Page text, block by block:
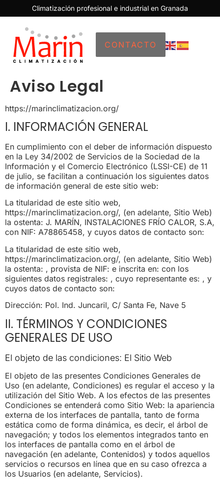
Climatización profesional e industrial en Granada
CONTACTO
Aviso Legal
https://marinclimatizacion.org/
I. INFORMACIÓN GENERAL
En cumplimiento con el deber de información dispuesto
en la Ley 34/2002 de Servicios de la Sociedad de la
Información y el Comercio Electrónico (LSSI-CE) de 11
de julio, se facilitan a continuación los siguientes datos
de información general de este sitio web:
La titularidad de este sitio web,
https://marinclimatizacion.org/, (en adelante, Sitio Web)
la ostenta: J. MARÍN, INSTALACIONES FRÍO CALOR, S.A,
con NIF: A78865458, y cuyos datos de contacto son:
La titularidad de este sitio web,
https://marinclimatizacion.org/, (en adelante, Sitio Web)
la ostenta: , provista de NIF: e inscrita en: con los
siguientes datos registrales: , cuyo representante es: , y
cuyos datos de contacto son:
Dirección: Pol. Ind. Juncaril, C/ Santa Fe, Nave 5
II. TÉRMINOS Y CONDICIONES
GENERALES DE USO
El objeto de las condiciones: El Sitio Web
El objeto de las presentes Condiciones Generales de
Uso (en adelante, Condiciones) es regular el acceso y la
utilización del Sitio Web. A los efectos de las presentes
Condiciones se entenderá como Sitio Web: la apariencia
externa de los interfaces de pantalla, tanto de forma
estática como de forma dinámica, es decir, el árbol de
navegación; y todos los elementos integrados tanto en
los interfaces de pantalla como en el árbol de
navegación (en adelante, Contenidos) y todos aquellos
servicios o recursos en línea que en su caso ofrezca a
los Usuarios (en adelante, Servicios).